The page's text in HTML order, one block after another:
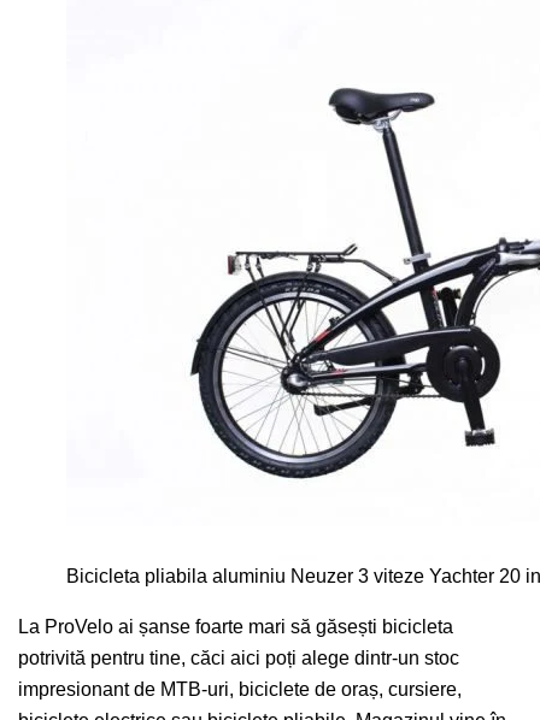
Bicicleta pliabila aluminiu Neuzer 3 viteze Yachter 20
La ProVelo ai șanse foarte mari să găsești bicicleta
potrivită pentru tine, căci aici poți alege dintr-un stoc
impresionant de MTB-uri, biciclete de oraș, cursiere,